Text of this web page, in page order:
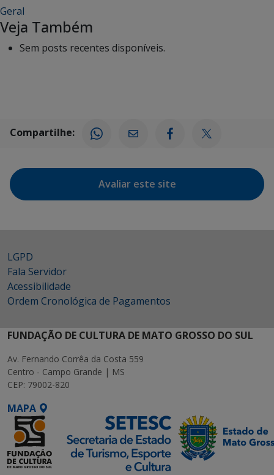
Geral
Veja Também
Sem posts recentes disponíveis.
Compartilhe:
Avaliar este site
LGPD
Fala Servidor
Acessibilidade
Ordem Cronológica de Pagamentos
FUNDAÇÃO DE CULTURA DE MATO GROSSO DO SUL
Av. Fernando Corrêa da Costa 559
Centro - Campo Grande | MS
CEP: 79002-820
MAPA